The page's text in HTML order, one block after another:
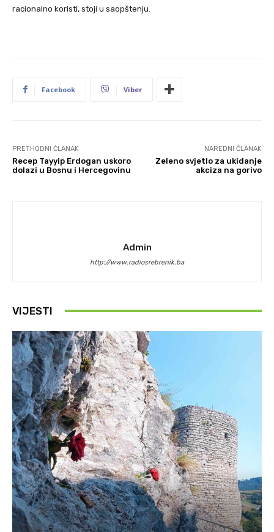
racionalno koristi, stoji u saopštenju.
Facebook Viber
PRETHODNI ČLANAK
Recep Tayyip Erdogan uskoro
dolazi u Bosnu i Hercegovinu
NAREDNI ČLANAK
Zeleno svjetlo za ukidanje
akciza na gorivo
Admin
http://www.radiosrebrenik.ba
VIJESTI